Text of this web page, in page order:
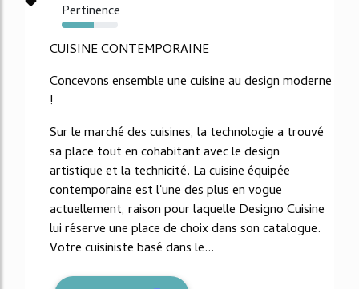
Pertinence
57%
CUISINE CONTEMPORAINE
Concevons ensemble une cuisine au design moderne
!
Sur le marché des cuisines, la technologie a trouvé
sa place tout en cohabitant avec le design
artistique et la technicité. La cuisine équipée
contemporaine est l'une des plus en vogue
actuellement, raison pour laquelle Designo Cuisine
lui réserve une place de choix dans son catalogue.
Votre cuisiniste basé dans le...